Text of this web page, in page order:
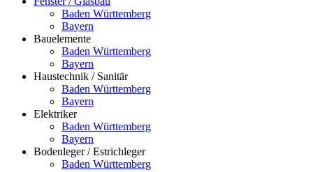
Baden Württemberg
Bayern
Bauelemente
Baden Württemberg
Bayern
Haustechnik / Sanitär
Baden Württemberg
Bayern
Elektriker
Baden Württemberg
Bayern
Bodenleger / Estrichleger
Baden Württemberg